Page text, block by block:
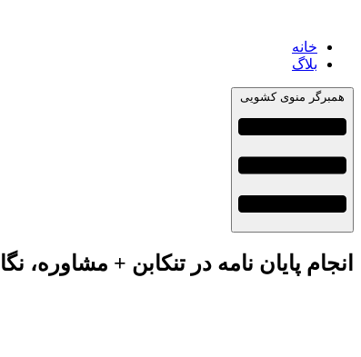
خانه
بلاگ
همبرگر منوی کشویی
انجام پایان نامه در تنکابن +